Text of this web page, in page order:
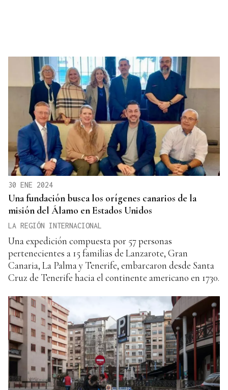
30 ENE 2024
Una fundación busca los orígenes canarios de la
misión del Álamo en Estados Unidos
LA REGIÓN INTERNACIONAL
Una expedición compuesta por 57 personas
pertenecientes a 15 familias de Lanzarote, Gran
Canaria, La Palma y Tenerife, embarcaron desde Santa
Cruz de Tenerife hacia el continente americano en 1730.